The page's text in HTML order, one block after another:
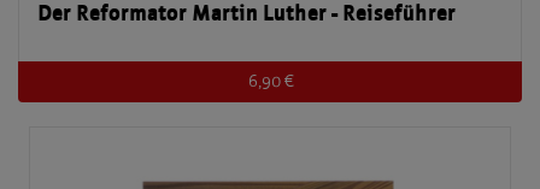
Der Reformator Martin Luther - Reiseführer
6,90 €